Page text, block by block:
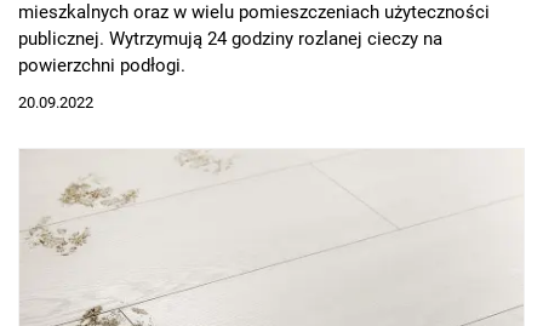
mieszkalnych oraz w wielu pomieszczeniach użyteczności
publicznej. Wytrzymują 24 godziny rozlanej cieczy na
powierzchni podłogi.
20.09.2022